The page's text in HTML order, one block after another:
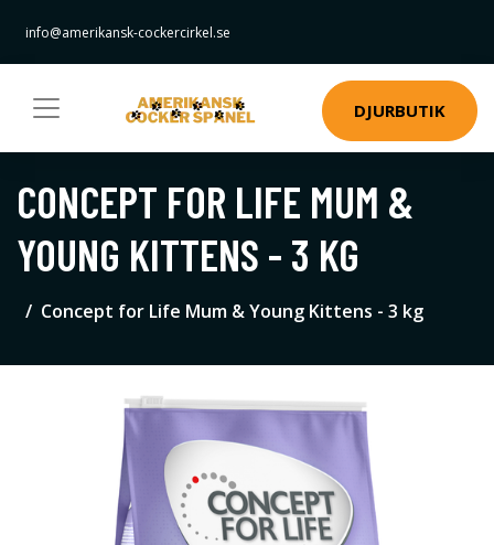
info@amerikansk-cockercirkel.se
DJURBUTIK
CONCEPT FOR LIFE MUM &
YOUNG KITTENS - 3 KG
Concept for Life Mum & Young Kittens - 3 kg